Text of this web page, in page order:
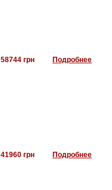
58744 грн Подробнее
41960 грн Подробнее